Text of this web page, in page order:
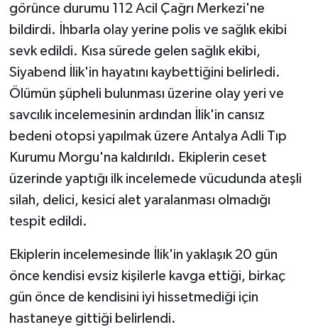
görünce durumu 112 Acil Çağrı Merkezi'ne
bildirdi. İhbarla olay yerine polis ve sağlık ekibi
sevk edildi. Kısa sürede gelen sağlık ekibi,
Siyabend İlik'in hayatını kaybettiğini belirledi.
Ölümün şüpheli bulunması üzerine olay yeri ve
savcılık incelemesinin ardından İlik'in cansız
bedeni otopsi yapılmak üzere Antalya Adli Tıp
Kurumu Morgu'na kaldırıldı. Ekiplerin ceset
üzerinde yaptığı ilk incelemede vücudunda ateşli
silah, delici, kesici alet yaralanması olmadığı
tespit edildi.
Ekiplerin incelemesinde İlik'in yaklaşık 20 gün
önce kendisi evsiz kişilerle kavga ettiği, birkaç
gün önce de kendisini iyi hissetmediği için
hastaneye gittiği belirlendi.
Turizm
Yaşam